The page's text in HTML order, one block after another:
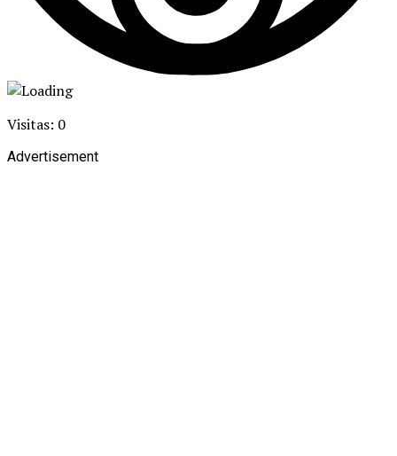
Visitas: 0
Advertisement